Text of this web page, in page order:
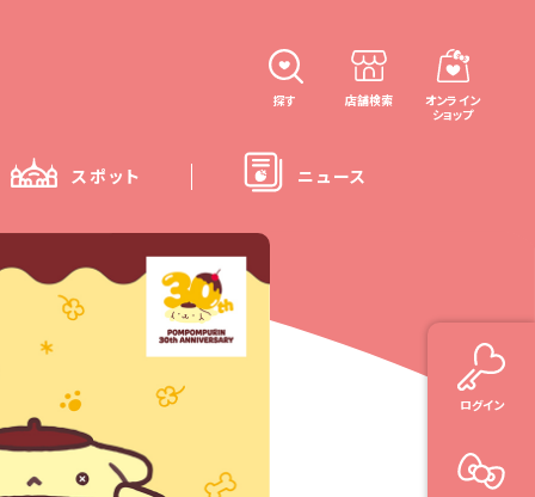
ログイン
探す 店舗検索
オンライン
ショップ
スポット ニュース